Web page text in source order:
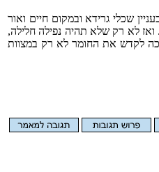
שכלי גרידא ובמקום חיים ואור
לא רק שלא תהיה נפילה חלילה,
לקדש את החומר לא רק במצוות